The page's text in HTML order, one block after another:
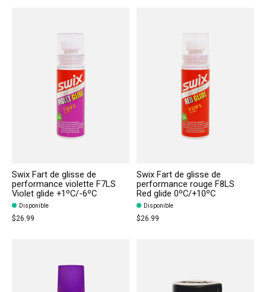
Swix Fart de glisse de
performance violette F7LS
Violet glide +1ºC/-6ºC
Disponible
$26.99
Swix Fart de glisse de
performance rouge F8LS
Red glide 0ºC/+10ºC
Disponible
$26.99